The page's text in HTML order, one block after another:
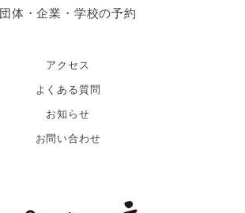
団体・企業・学校の予約
アクセス
よくある質問
お知らせ
お問い合わせ